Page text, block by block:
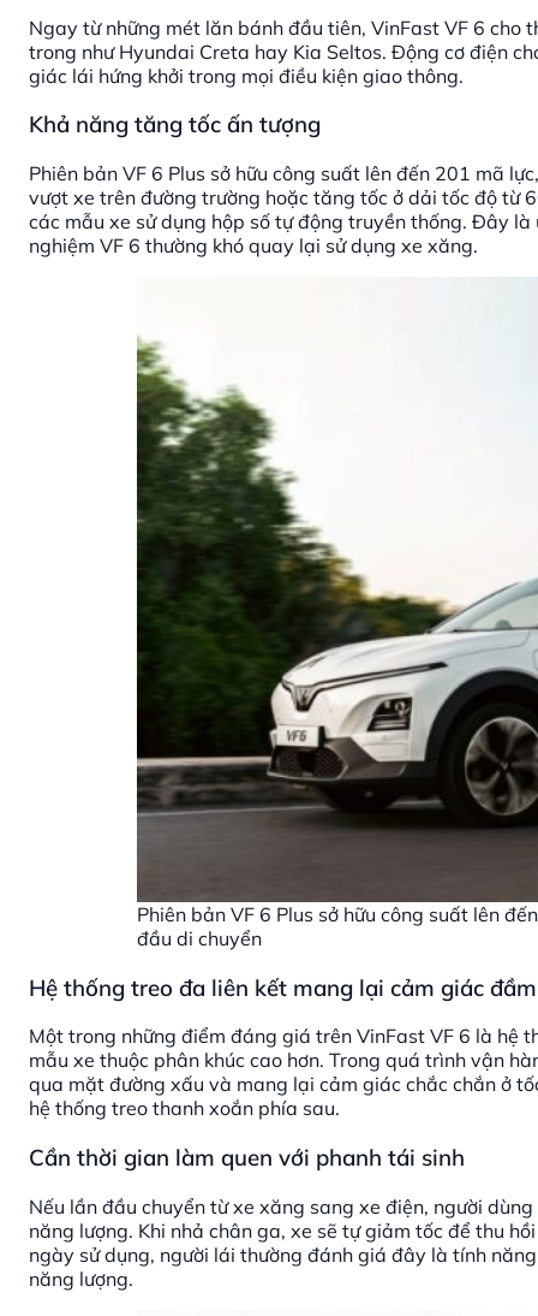
Ngay từ những mét lăn bánh đầu tiên, VinFast VF 6 cho
trong như Hyundai Creta hay Kia Seltos. Động cơ điện
giác lái hứng khởi trong mọi điều kiện giao thông.
Khả năng tăng tốc ấn tượng
Phiên bản VF 6 Plus sở hữu công suất lên đến 201 mã
vượt xe trên đường trường hoặc tăng tốc ở dải tốc độ từ
các mẫu xe sử dụng hộp số tự động truyền thống. Đây
nghiệm VF 6 thường khó quay lại sử dụng xe xăng.
Phiên bản VF 6 Plus sở hữu công suất lên
đầu di chuyển
Hệ thống treo đa liên kết mang lại cảm giác
Một trong những điểm đáng giá trên VinFast VF 6 là hệ
mẫu xe thuộc phân khúc cao hơn. Trong quá trình vận
qua mặt đường xấu và mang lại cảm giác chắc chắn ở
hệ thống treo thanh xoắn phía sau.
Cần thời gian làm quen với phanh tái sinh
Nếu lần đầu chuyển từ xe xăng sang xe điện, người
năng lượng. Khi nhả chân ga, xe sẽ tự giảm tốc để thu
ngày sử dụng, người lái thường đánh giá đây là tính
năng lượng.